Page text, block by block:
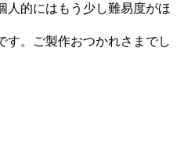
人的にはもう少し難易度がほ
す。ご製作おつかれさまでし